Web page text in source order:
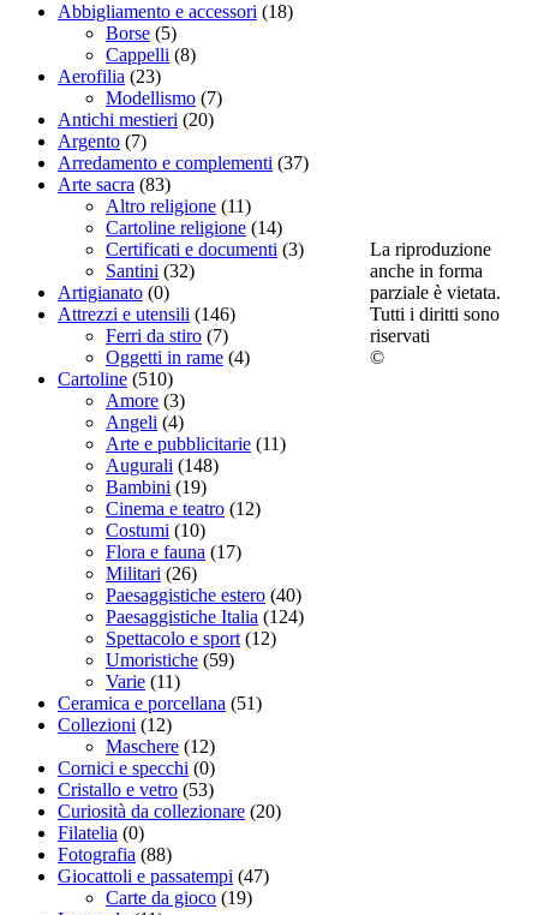
Abbigliamento e accessori (18)
Borse (5)
Cappelli (8)
Aerofilia (23)
Modellismo (7)
Antichi mestieri (20)
Argento (7)
Arredamento e complementi (37)
Arte sacra (83)
Altro religione (11)
Cartoline religione (14)
Certificati e documenti (3)
Santini (32)
Artigianato (0)
Attrezzi e utensili (146)
Ferri da stiro (7)
Oggetti in rame (4)
Cartoline (510)
Amore (3)
Angeli (4)
Arte e pubblicitarie (11)
Augurali (148)
Bambini (19)
Cinema e teatro (12)
Costumi (10)
Flora e fauna (17)
Militari (26)
Paesaggistiche estero (40)
Paesaggistiche Italia (124)
Spettacolo e sport (12)
Umoristiche (59)
Varie (11)
Ceramica e porcellana (51)
Collezioni (12)
Maschere (12)
Cornici e specchi (0)
Cristallo e vetro (53)
Curiosità da collezionare (20)
Filatelia (0)
Fotografia (88)
Giocattoli e passatempi (47)
Carte da gioco (19)
La riproduzione
anche in forma
parziale è vietata.
Tutti i diritti sono
riservati
©